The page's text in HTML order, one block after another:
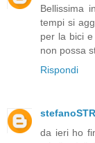
Bellissima
tempi si
per la bici
non possa
Rispondi
da ieri ho